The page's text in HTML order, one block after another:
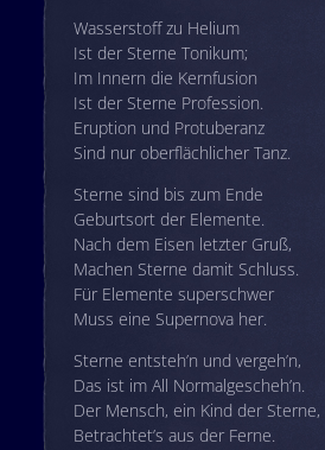
Wasserstoff zu Helium
Ist der Sterne Tonikum;
Im Innern die Kernfusion
Ist der Sterne Profession.
Eruption und Protuberanz
Sind nur oberflächlicher Tanz.
Sterne sind bis zum Ende
Geburtsort der Elemente.
Nach dem Eisen letzter Gruß,
Machen Sterne damit Schluss.
Für Elemente superschwer
Muss eine Supernova her.
Sterne entsteh’n und vergeh’n,
Das ist im All Normalgescheh’n.
Der Mensch, ein Kind der Sterne,
Betrachtet’s aus der Ferne.